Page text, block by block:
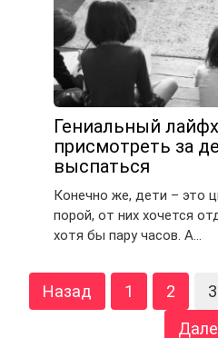
Гениальный
присмотреть за
выспаться
Конечно же, дети – это
порой, от них хочется
хотя бы пару часов. А…
Навигация
Назад 1 2 3